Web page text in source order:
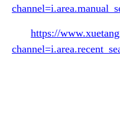
https://